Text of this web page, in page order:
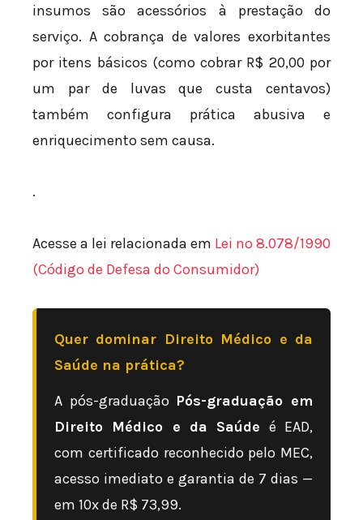
insumos são acessórios à prestação do
serviço. A cobrança de valores exorbitantes
por itens básicos (como cobrar R$ 20,00 por
um par de luvas que custa centavos)
também configura prática abusiva e
enriquecimento sem causa.
.
Acesse a lei relacionada em Lei nº 8.078/1990
(Código de Defesa do Consumidor)
Quer dominar Direito Médico e da
Saúde na prática?
A pós-graduação Pós-graduação em
Direito Médico e da Saúde é EAD,
com certificado reconhecido pelo MEC,
acesso imediato e garantia de 7 dias —
em 10x de R$ 73,99.